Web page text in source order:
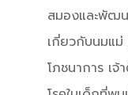
สมองและพัฒ
เกี่ยวกับนมแม่
โภชนาการ เจ้